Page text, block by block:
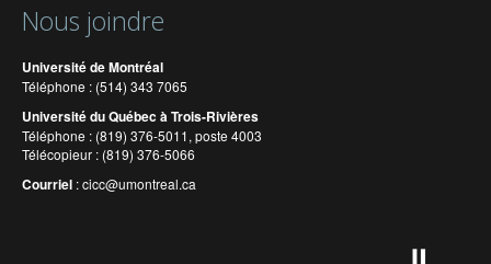
Nous joindre
Université de Montréal
Téléphone : (514) 343 7065
Université du Québec à Trois-Rivières
Téléphone : (819) 376-5011, poste 4003
Télécopieur : (819) 376-5066
Courriel :cicc@umontreal.ca